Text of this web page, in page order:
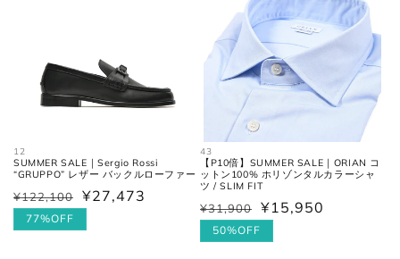
12
SUMMER SALE｜Sergio Rossi
“GRUPPO” レザー バックルローファー
通
常
¥122,100
セ
ー
¥27,473
77%OFF
43
【P10倍】SUMMER SALE｜ORIAN コ
ットン100% ホリゾンタルカラーシャ
ツ / SLIM FIT
通
常
¥31,900
セ
ー
¥15,950
50%OFF